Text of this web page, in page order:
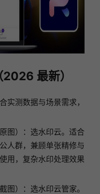
最新）
实测数据与场景需求，
图）：选水印云。适合
人群，兼顾单张精修与
用，复杂水印处理效果
图）：选水印云管家。